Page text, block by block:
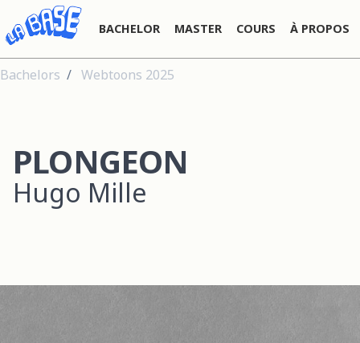
BACHELOR MASTER COURS À PROPOS
Bachelors Webtoons 2025
PLONGEON
Hugo Mille